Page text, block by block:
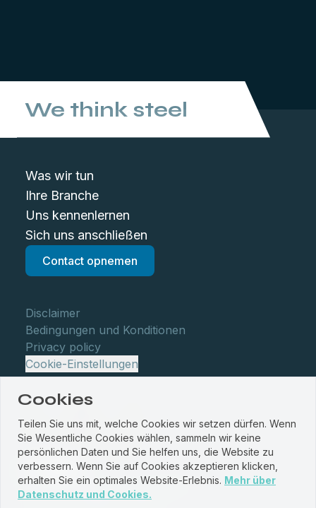
We think steel
Was wir tun
Ihre Branche
Uns kennenlernen
Sich uns anschließen
Contact opnemen
Disclaimer
Bedingungen und Konditionen
Privacy policy
Cookie-Einstellungen
© WBM Staalservice centrum 2026
Cookies
Teilen Sie uns mit, welche Cookies wir setzen dürfen. Wenn
Sie Wesentliche Cookies wählen, sammeln wir keine
persönlichen Daten und Sie helfen uns, die Website zu
verbessern. Wenn Sie auf Cookies akzeptieren klicken,
erhalten Sie ein optimales Website-Erlebnis. Mehr über
Datenschutz und Cookies.